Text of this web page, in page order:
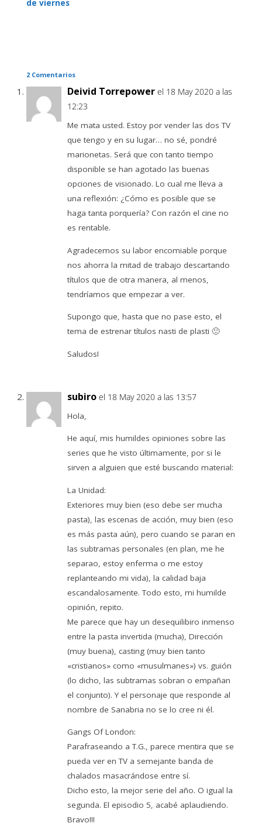
de viernes
2 Comentarios
Deivid Torrepower el 18 May 2020 a las
12:23
Me mata usted. Estoy por vender las dos TV
que tengo y en su lugar… no sé, pondré
marionetas. Será que con tanto tiempo
disponible se han agotado las buenas
opciones de visionado. Lo cual me lleva a
una reflexión: ¿Cómo es posible que se
haga tanta porquería? Con razón el cine no
es rentable.
Agradecemos su labor encomiable porque
nos ahorra la mitad de trabajo descartando
títulos que de otra manera, al menos,
tendríamos que empezar a ver.
Supongo que, hasta que no pase esto, el
tema de estrenar títulos nasti de plasti 🙁
Saludos!
subiro el 18 May 2020 a las 13:57
Hola,
He aquí, mis humildes opiniones sobre las
series que he visto últimamente, por si le
sirven a alguien que esté buscando material:
La Unidad:
Exteriores muy bien (eso debe ser mucha
pasta), las escenas de acción, muy bien (eso
es más pasta aún), pero cuando se paran en
las subtramas personales (en plan, me he
separao, estoy enferma o me estoy
replanteando mi vida), la calidad baja
escandalosamente. Todo esto, mi humilde
opinión, repito.
Me parece que hay un desequilibiro inmenso
entre la pasta invertida (mucha), Dirección
(muy buena), casting (muy bien tanto
«cristianos» como «musulmanes») vs. guión
(lo dicho, las subtramas sobran o empañan
el conjunto). Y el personaje que responde al
nombre de Sanabria no se lo cree ni él.
Gangs Of London:
Parafraseando a T.G., parece mentira que se
pueda ver en TV a semejante banda de
chalados masacrándose entre sí.
Dicho esto, la mejor serie del año. O igual la
segunda. El episodio 5, acabé aplaudiendo.
Bravo!!!